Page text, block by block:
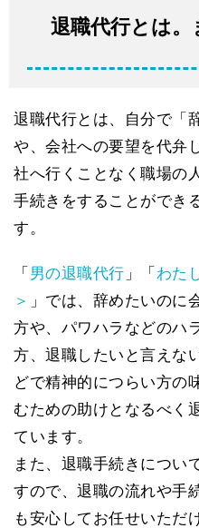
退職代行とは
退職代行とは、自分で「
や、会社への要望を代弁
社へ行くことなく職場の
手続きをすることができ
す。
「 男の退職代行 」「 わた
＞ 」では、辞めたいのに
方や、パワハラなどのハ
方、退職したいと言えな
どで精神的につらい方の
むための助けとなるべく
ています。
また、退職手続きについ
すので、退職の流れや手
も安心してお任せいただ